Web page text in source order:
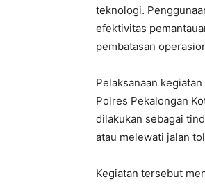
teknologi.
efektivitas
pembatasan
Pelaksanaan
Polres Pekalongan
dilakukan sebagai
atau melewati jalan
Kegiatan tersebut